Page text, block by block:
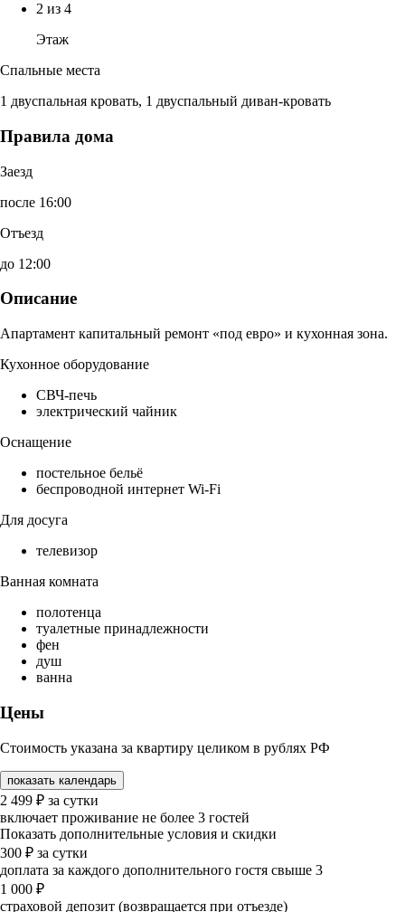
2 из 4
Этаж
Спальные места
1 двуспальная кровать, 1 двуспальный диван-кровать
Правила дома
Заезд
после 16:00
Отъезд
до 12:00
Описание
Апартамент капитальный ремонт «под евро» и кухонная зона.
Кухонное оборудование
СВЧ-печь
электрический чайник
Оснащение
постельное бельё
беспроводной интернет Wi-Fi
Для досуга
телевизор
Ванная комната
полотенца
туалетные принадлежности
фен
душ
ванна
Цены
Стоимость указана за квартиру целиком в рублях РФ
показать календарь
2 499 ₽ за сутки
включает проживание не более 3 гостей
Показать дополнительные условия и скидки
300 ₽ за сутки
доплата за каждого дополнительного гостя свыше 3
1 000 ₽
страховой депозит (возвращается при отъезде)